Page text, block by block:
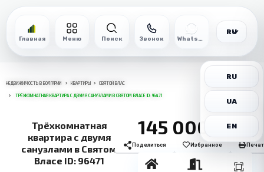
Главная Меню Поиск Звонок WhatsApp
RU
RU
UA
EN
НЕДВИЖИМОСТЬ В БОЛГАРИИ КВАРТИРЫ СВЯТОЙ ВЛАС
ТРЁХКОМНАТНАЯ КВАРТИРА С ДВУМЯ САНУЗЛАМИ В СВЯТОМ ВЛАСЕ ID: 96471
Трёхкомнатная
квартира с двумя
санузлами в Святом
Власе ID: 96471
145 000€
Поделиться Избранное